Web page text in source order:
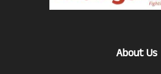
About Us